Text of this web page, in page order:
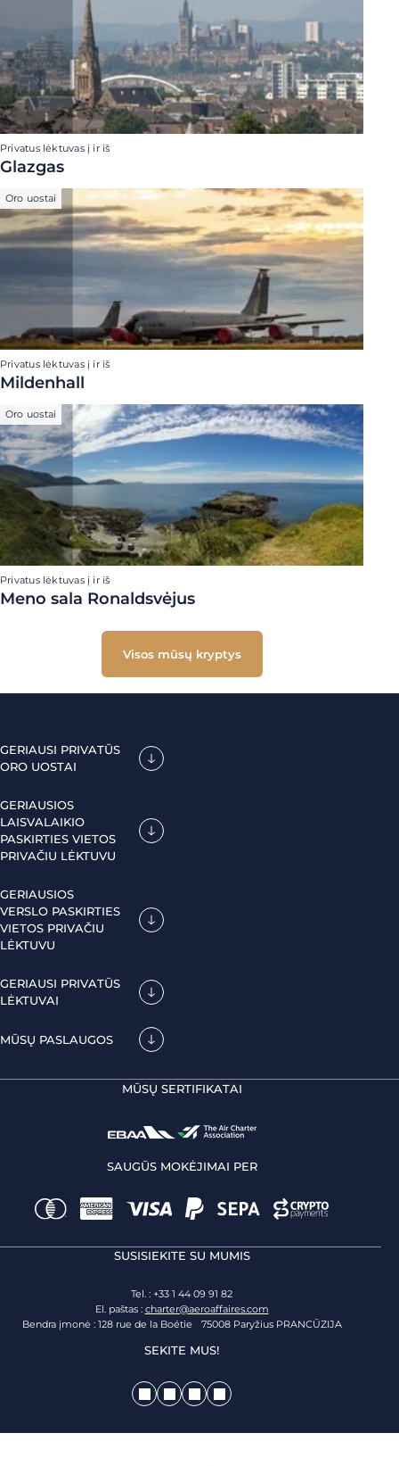
Privatus lėktuvas į ir iš
Glazgas
Oro uostai
Privatus lėktuvas į ir iš
Mildenhall
Oro uostai
Privatus lėktuvas į ir iš
Meno sala Ronaldsvėjus
Visos mūsų kryptys
GERIAUSI PRIVATŪS
ORO UOSTAI
GERIAUSIOS
LAISVALAIKIO
PASKIRTIES VIETOS
PRIVAČIU LĖKTUVU
GERIAUSIOS
VERSLO PASKIRTIES
VIETOS PRIVAČIU
LĖKTUVU
GERIAUSI PRIVATŪS
LĖKTUVAI
MŪSŲ PASLAUGOS
MŪSŲ SERTIFIKATAI
SAUGŪS MOKĖJIMAI PER
SUSISIEKITE SU MUMIS
Tel. : +33 1 44 09 91 82
El. paštas : charter@aeroaffaires.com
Bendra įmonė : 128 rue de la Boétie 75008 Paryžius PRANCŪZIJA
SEKITE MUS!